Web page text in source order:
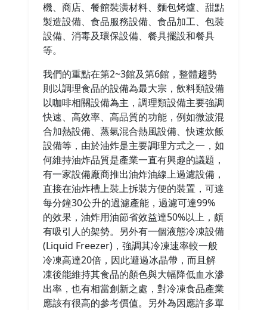
機、商店、餐館裝潢材料、麵包烤爐、甜點
製造設備、食品服務設備、食品加工、包裝
設備、消毒及環保設備、餐具擺設和餐具
等。
我們的重點在第2~3館及第6館，整體趨勢
則以調理食品的設備為最大宗，飲料類設備
以咖啡相關設備為主，調理類設備主要強調
快速、高效率、高品質的功能，例如微波混
合加熱設備、蒸氣混合熱風設備、快速炊飯
設備等，由於油炸是主要調理方式之一，如
何維持油炸品質是產業一直有興趣的議題，
有一家設備廠商推出油炸油線上過濾設備，
直接在油炸槽上裝上拆裝方便的裝置，可達
每分鐘30公升的過濾產能，過濾可達99%
的效果，油炸用油節省效益達50%以上，頗
有吸引人的架勢。另外有一個液態冷凍設備
(Liquid Freezer)，強調其冷凍速率較一般
冷凍高達20倍，因此避過冰晶帶，而且解
凍後能維持其食品的顏色與大幅降低血水滲
出率，也有相當創新之處，對冷凍食品產業
應該有很高的參考價值。另外為因應許多單